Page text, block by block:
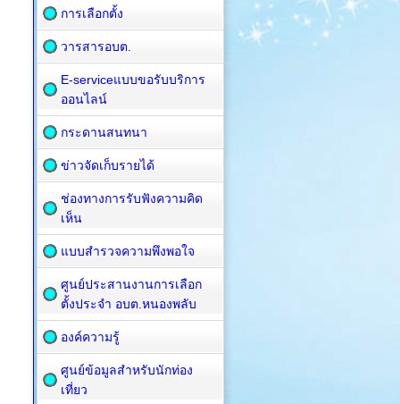
การเลือกตั้ง
วารสารอบต.
E-serviceแบบขอรับบริการ
ออนไลน์
กระดานสนทนา
ข่าวจัดเก็บรายได้
ช่องทางการรับฟังความคิด
เห็น
แบบสำรวจความพึงพอใจ
ศูนย์ประสานงานการเลือก
ตั้งประจำ อบต.หนองพลับ
องค์ความรู้
ศูนย์ข้อมูลสำหรับนักท่อง
เที่ยว